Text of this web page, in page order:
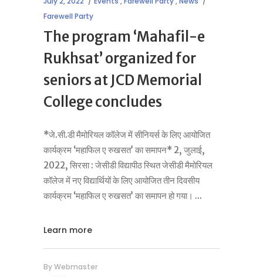
Farewell Party
The program ‘Mahafil-e
Rukhsat’ organized for
seniors at JCD Memorial
College concludes
*जे.सी.डी मैमोरियल कॉलेज में सीनियर्स के लिए आयोजित
कार्यक्रम ‘महाफिल ए रुखसत’ का समापन* 2, जुलाई,
2022, सिरसा : जेसीडी विद्यापीठ स्थित जेसीडी मैमोरियल
कॉलेज में नए विद्यार्थियों के लिए आयोजित तीन दिवसीय
कार्यक्रम ‘महाफिल ए रुखसत’ का समापन हो गया।
Learn more
ByWebmaster